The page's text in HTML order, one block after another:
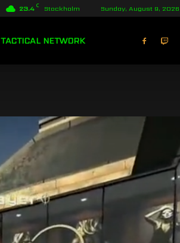
23.4 C Stockholm Sunday, August 9, 2026
TACTICAL NETWORK